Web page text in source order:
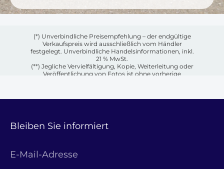
(*) Unverbindliche Preisempfehlung – der endgültige
Verkaufspreis wird ausschließlich vom Händler
festgelegt. Unverbindliche Handelsinformationen, inkl.
21 % MwSt.
(**) Jegliche Vervielfältigung, Kopie, Weiterleitung oder
Veröffentlichung von Fotos ist ohne vorherige
Bleiben Sie informiert
E-Mail-Adresse